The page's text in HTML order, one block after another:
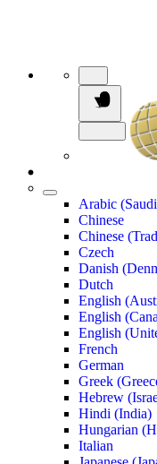
Arabic
Chinese
Chinese
Czech
Danish
Dutch
English
English
English
French
German
Greek
Hebrew
Hindi (India)
Hungarian
Italian